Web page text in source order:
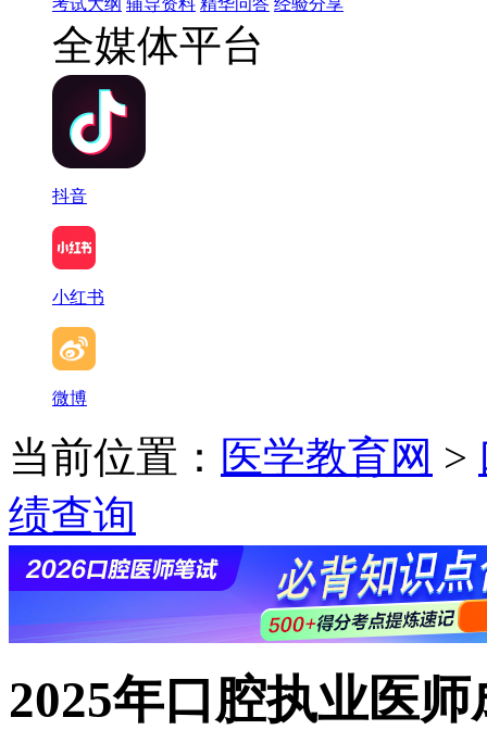
全媒体平台
抖音
小红书
微博
当前位置： 医学教育网 >
绩查询
2025年口腔执业医